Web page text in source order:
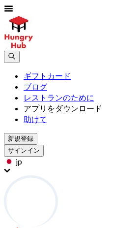
ギフトカード
ブログ
レストランのために
アプリをダウンロード
助けて
新規登録
サインイン
jp